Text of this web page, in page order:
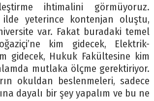
ihtimalini görmüyoruz.
ilde yeterince kontenjan oluştu,
var. Fakat buradaki temel
kim gidecek, Elektrik-
gidecek, Hukuk Fakültesine kim
mutlaka ölçme gerektiriyor.
okuldan beslenmeleri, sadece
dayalı bir şey yapalım ve bu ne